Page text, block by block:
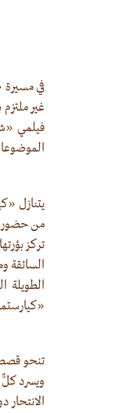
يتنازل
من حضور
تركز
السائقة
الطويلة
تنحو
ويسرد كلٌّ